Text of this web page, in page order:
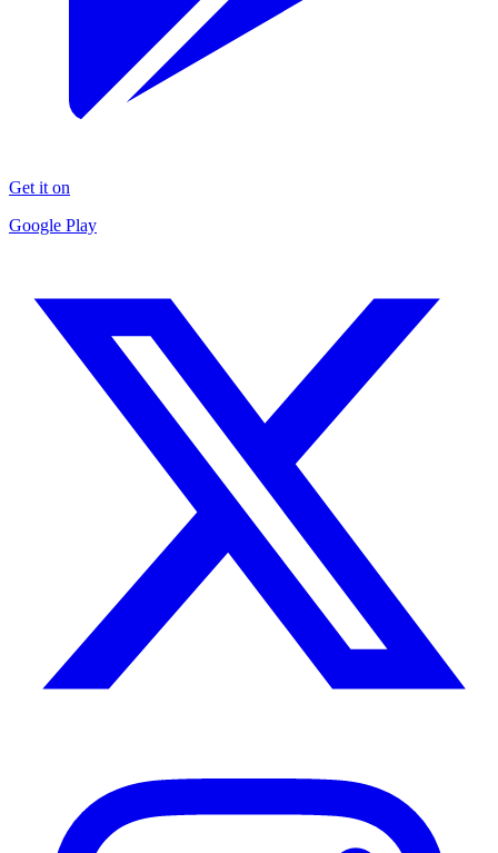
Get it on
Google Play